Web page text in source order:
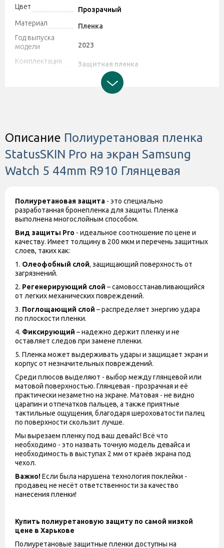
Цвет
Прозрачный
Материал
Пленка
Год выпуска
модели
2023
Комплектация
Защитная пленка
Производитель может изменять
характеристики и комплектацию
Описание Полиуретановая пленка
StatusSKIN Pro на экран Samsung
Watch 5 44mm R910 Глянцевая
Полиуретановая защита - это специально
разработанная бронепленка для защиты. Пленка
выполнена многослойным способом.
Вид защиты Pro - идеальное соотношение по цене и
качеству. Имеет толщину в 200 мкм и перечень защитных
слоев, таких как:
1. Олеофобный слой, защищающий поверхность от
загрязнений.
2. Регенерирующий слой – самовосстанавливающийся
от легких механических повреждений.
3. Поглощающий слой – распределяет энергию удара
по плоскости пленки.
4. Фиксирующий – надежно держит пленку и не
оставляет следов при замене пленки.
5. Пленка может выдерживать удары и защищает экран и
корпус от незначительных повреждений.
Среди плюсов выделяют - выбор между глянцевой или
матовой поверхностью. Глянцевая - прозрачная и её
практически незаметно на экране. Матовая - не видно
царапин и отпечатков пальцев, а также приятные
тактильные ощущения, благодаря шероховатости палец
по поверхности скользит лучше.
Мы вырезаем пленку под ваш девайс! Всё что
необходимо - это назвать точную модель девайса и
необходимость в выступах 2 мм от краёв экрана под
чехол.
Важно!Если была нарушена технология поклейки -
продавец не несёт ответственности за качество
нанесения пленки!
Купить полиуретановую защиту по самой низкой
цене в Харькове
Полиуретановые защитные пленки доступны на